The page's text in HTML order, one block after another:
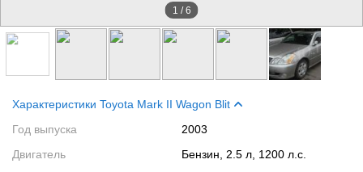
1 /6
Характеристики Toyota Mark II Wagon Blit
Год выпуска
2003
Двигатель
Бензин, 2.5 л, 1200 л.с.